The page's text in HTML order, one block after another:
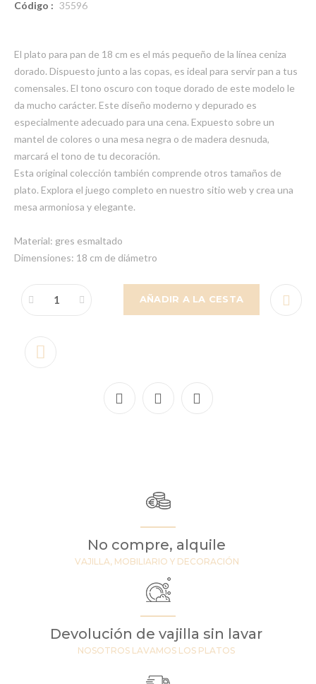
Código : 35596
El plato para pan de 18 cm es el más pequeño de la línea ceniza
dorado. Dispuesto junto a las copas, es ideal para servir pan a tus
comensales. El tono oscuro con toque dorado de este modelo le
da mucho carácter. Este diseño moderno y depurado es
especialmente adecuado para una cena. Expuesto sobre un
mantel de colores o una mesa negra o de madera desnuda,
marcará el tono de tu decoración.
Esta original colección también comprende otros tamaños de
plato. Explora el juego completo en nuestro sitio web y crea una
mesa armoniosa y elegante.
Material: gres esmaltado
Dimensiones: 18 cm de diámetro
AÑADIR A LA CESTA
No compre, alquile
VAJILLA, MOBILIARIO Y DECORACIÓN
Devolución de vajilla sin lavar
NOSOTROS LAVAMOS LOS PLATOS